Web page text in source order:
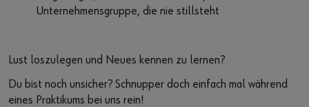
Unternehmensgruppe, die nie stillsteht
Lust loszulegen und Neues kennen zu lernen?
Du bist noch unsicher? Schnupper doch einfach mal während
eines Praktikums bei uns rein!